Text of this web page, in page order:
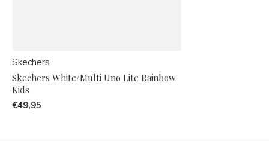
Skechers
Skechers White/Multi Uno Lite Rainbow
Kids
€49,95